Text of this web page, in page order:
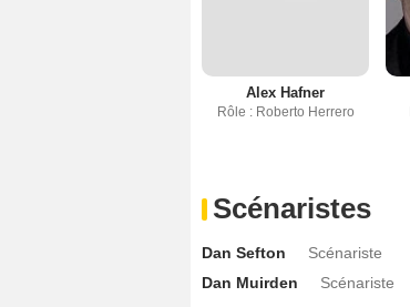
Alex Hafner
Rôle : Roberto Herrero
Scénaristes
Dan Sefton
Scénariste
Dan Muirden
Scénariste